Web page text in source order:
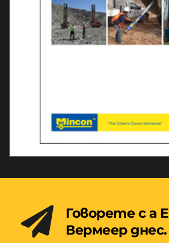
Говорете с а
Вермеер днес.